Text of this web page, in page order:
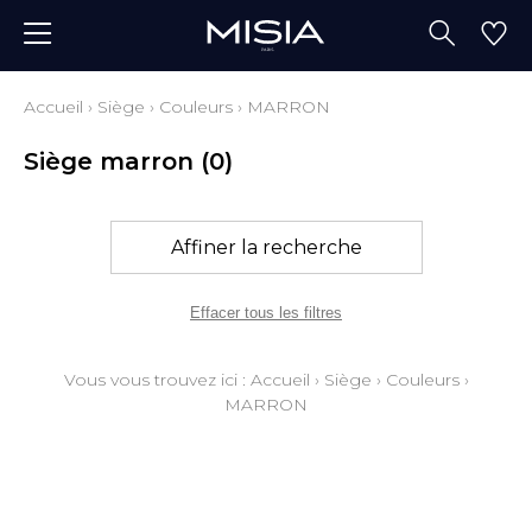
Accueil › Siège › Couleurs › MARRON
Siège marron (0)
Affiner la recherche
Effacer tous les filtres
Vous vous trouvez ici : Accueil › Siège › Couleurs›
MARRON